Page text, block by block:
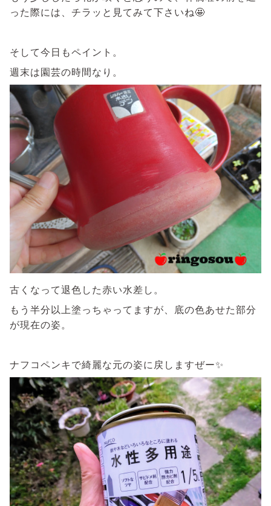
った際には、チラッと見てみて下さいね🤩
そして今日もペイント。
週末は園芸の時間なり。
古くなって退色した赤い水差し。
もう半分以上塗っちゃってますが、底の色あせた部分
が現在の姿。
ナフコペンキで綺麗な元の姿に戻しますぜー✨